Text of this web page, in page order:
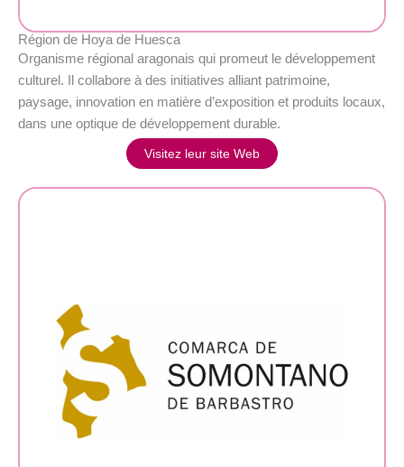
Région de Hoya de Huesca
Organisme régional aragonais qui promeut le développement
culturel. Il collabore à des initiatives alliant patrimoine,
paysage, innovation en matière d’exposition et produits locaux,
dans une optique de développement durable.
Visitez leur site Web